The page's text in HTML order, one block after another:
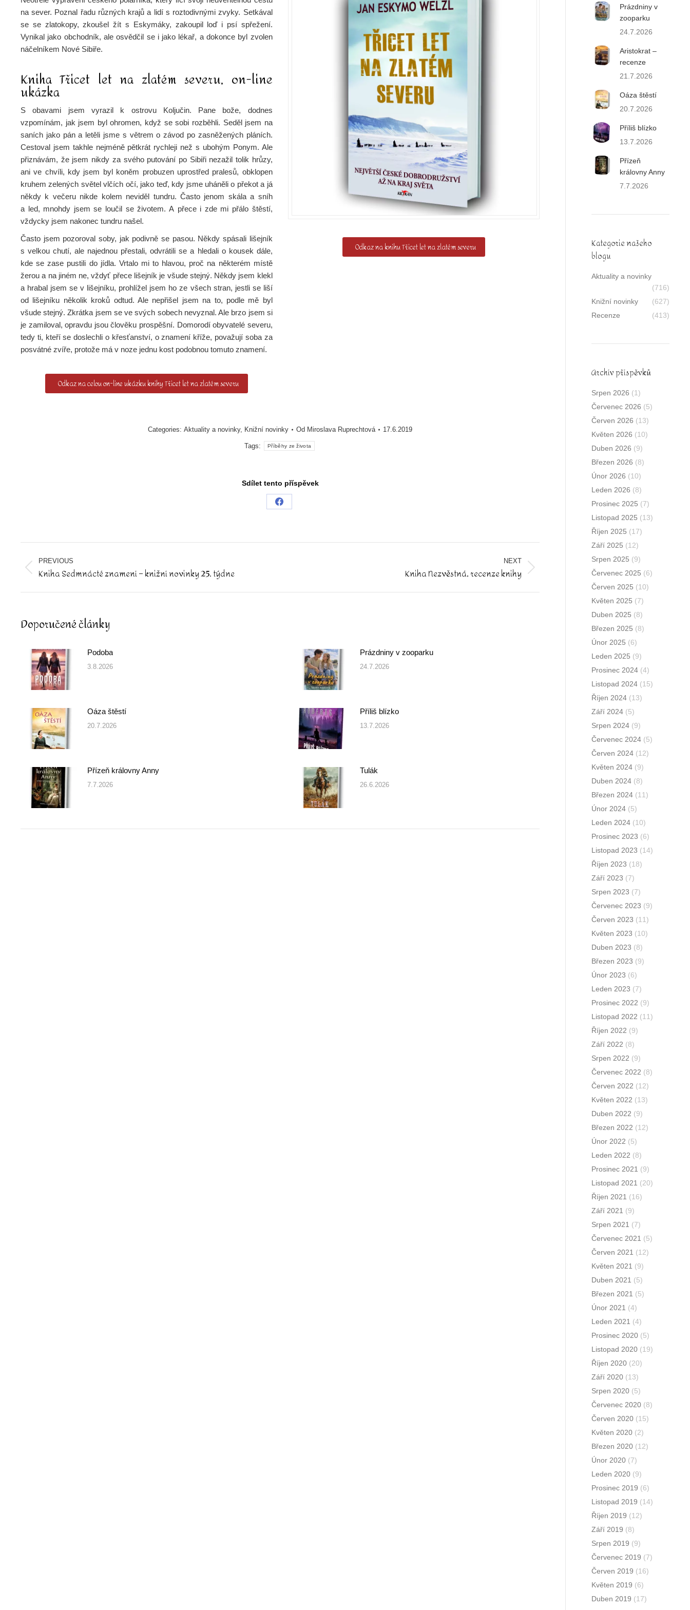
na sever. Poznal řadu různých krajů a lidí s roztodivnými zvyky. Setkával
se se zlatokopy, zkoušel žít s Eskymáky, zakoupil loď i psí spřežení.
Vynikal jako obchodník, ale osvědčil se i jako lékař, a dokonce byl zvolen
náčelníkem Nové Sibiře.
Kniha Třicet let na zlatém severu, on-line
ukázka
S obavami jsem vyrazil k ostrovu Koljučin. Pane bože, dodnes
vzpomínám, jak jsem byl ohromen, když se sobi rozběhli. Seděl jsem na
saních jako pán a letěli jsme s větrem o závod po zasněžených pláních.
Cestoval jsem takhle nejméně pětkrát rychleji než s ubohým Ponym. Ale
přiznávám, že jsem nikdy za svého putování po Sibiři nezažil tolik hrůzy,
ani ve chvíli, kdy jsem byl koněm probuzen uprostřed pralesů, obklopen
kruhem zelených světel vlčích očí, jako teď, kdy jsme uháněli o překot a já
někdy k večeru nikde kolem neviděl tundru. Často jenom skála a sníh
a led, mnohdy jsem se loučil se životem. A přece i zde mi přálo štěstí,
vždycky jsem nakonec tundru našel.
Často jsem pozoroval soby, jak podivně se pasou. Někdy spásali lišejník
s velkou chutí, ale najednou přestali, odvrátili se a hledali o kousek dále,
kde se zase pustili do jídla. Vrtalo mi to hlavou, proč na některém místě
žerou a na jiném ne, vždyť přece lišejník je všude stejný. Někdy jsem klekl
a hrabal jsem se v lišejníku, prohlížel jsem ho ze všech stran, jestli se liší
od lišejníku několik kroků odtud. Ale nepřišel jsem na to, podle mě byl
všude stejný. Zkrátka jsem se ve svých sobech nevyznal. Ale brzo jsem si
je zamiloval, opravdu jsou člověku prospěšní. Domorodí obyvatelé severu,
tedy ti, kteří se doslechli o křesťanství, o znamení kříže, považují soba za
posvátné zvíře, protože má v noze jednu kost podobnou tomuto znamení.
Odkaz na celou on-line ukázku knihy Třicet let na zlatém severu
Odkaz na knihu Třicet let na zlatém severu
Categories:Aktuality a novinky, Knižní novinky Od Miroslava Ruprechtová 17.6.2019
Tags: Příběhy ze života
Sdílet tento příspěvek
Share
Post
navigation
PREVIOUS
Previous
Kniha Sedmnácté znamení – knižní novinky 25. týdne
NEXT
Kniha Nezvěstná, recenze knihy
Doporučené články
Podoba
3.8.2026
Prázdniny v zooparku
24.7.2026
Oáza štěstí
20.7.2026
Příliš blízko
13.7.2026
Přízeň královny Anny
7.7.2026
Tulák
26.6.2026
Prázdniny v
zooparku
24.7.2026
Aristokrat –
recenze
21.7.2026
Oáza štěstí
20.7.2026
Příliš blízko
13.7.2026
Přízeň
královny Anny
7.7.2026
Kategorie našeho
blogu
Aktuality a novinky
(716)
Knižní novinky
(627)
Recenze
(413)
Archív příspěvků
Srpen 2026 (1)
Červenec 2026 (5)
Červen 2026 (13)
Květen 2026 (10)
Duben 2026 (9)
Březen 2026 (8)
Únor 2026 (10)
Leden 2026 (8)
Prosinec 2025 (7)
Listopad 2025 (13)
Říjen 2025 (17)
Září 2025 (12)
Srpen 2025 (9)
Červenec 2025 (6)
Červen 2025 (10)
Květen 2025 (7)
Duben 2025 (8)
Březen 2025 (8)
Únor 2025 (6)
Leden 2025 (9)
Prosinec 2024 (4)
Listopad 2024 (15)
Říjen 2024 (13)
Září 2024 (5)
Srpen 2024 (9)
Červenec 2024 (5)
Červen 2024 (12)
Květen 2024 (9)
Duben 2024 (8)
Březen 2024 (11)
Únor 2024 (5)
Leden 2024 (10)
Prosinec 2023 (6)
Listopad 2023 (14)
Říjen 2023 (18)
Září 2023 (7)
Srpen 2023 (7)
Červenec 2023 (9)
Červen 2023 (11)
Květen 2023 (10)
Duben 2023 (8)
Březen 2023 (9)
Únor 2023 (6)
Leden 2023 (7)
Prosinec 2022 (9)
Listopad 2022 (11)
Říjen 2022 (9)
Září 2022 (8)
Srpen 2022 (9)
Červenec 2022 (8)
Červen 2022 (12)
Květen 2022 (13)
Duben 2022 (9)
Březen 2022 (12)
Únor 2022 (5)
Leden 2022 (8)
Prosinec 2021 (9)
Listopad 2021 (20)
Říjen 2021 (16)
Září 2021 (9)
Srpen 2021 (7)
Červenec 2021 (5)
Červen 2021 (12)
Květen 2021 (9)
Duben 2021 (5)
Březen 2021 (5)
Únor 2021 (4)
Leden 2021 (4)
Prosinec 2020 (5)
Listopad 2020 (19)
Říjen 2020 (20)
Září 2020 (13)
Srpen 2020 (5)
Červenec 2020 (8)
Červen 2020 (15)
Květen 2020 (2)
Březen 2020 (12)
Únor 2020 (7)
Leden 2020 (9)
Prosinec 2019 (6)
Listopad 2019 (14)
Říjen 2019 (12)
Září 2019 (8)
Srpen 2019 (9)
Červenec 2019 (7)
Červen 2019 (16)
Květen 2019 (6)
Duben 2019 (17)